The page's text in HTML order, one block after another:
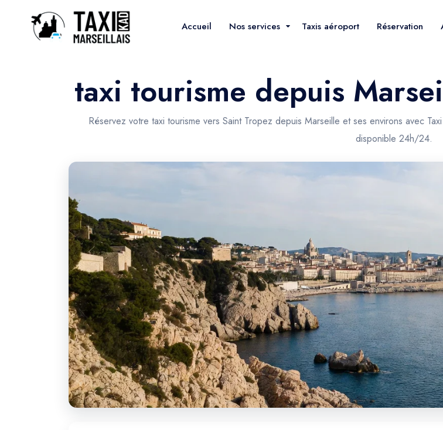
Accueil Nos services Taxis aéroport Réservation
taxi tourisme depuis
Réservez votre taxi tourisme vers Saint Tropez depuis Marseille et ses environs avec
disponible 24h/24.